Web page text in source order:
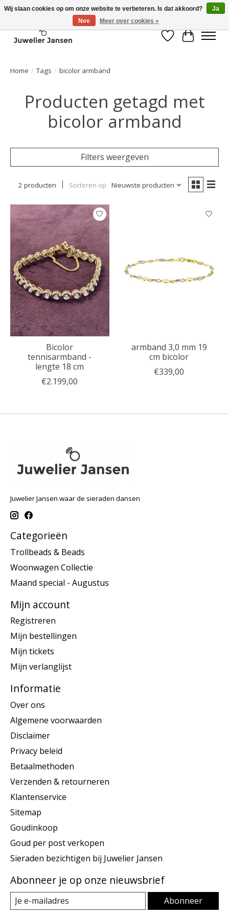
Verlanglijst
Home / Tags / bicolor armband
Producten getagd met
bicolor armband
Filters weergeven
2 producten Sorteren op Nieuwste producten
Bicolor
tennisarmband -
lengte 18 cm
€2.199,00
armband 3,0 mm 19
cm bicolor
€339,00
Juwelier Jansen waar de sieraden dansen
Categorieën
Trollbeads & Beads
Woonwagen Collectie
Maand special - Augustus
Mijn account
Registreren
Mijn bestellingen
Mijn tickets
Mijn verlanglijst
Informatie
Over ons
Algemene voorwaarden
Disclaimer
Privacy beleid
Betaalmethoden
Verzenden & retourneren
Klantenservice
Sitemap
Goudinkoop
Goud per post verkopen
Sieraden bezichtigen bij Juwelier Jansen
Abonneer je op onze nieuwsbrief
Abonneer
Wij slaan cookies op om onze website te verbeteren. Is dat akkoord?
Ja
Nee
Meer over cookies »